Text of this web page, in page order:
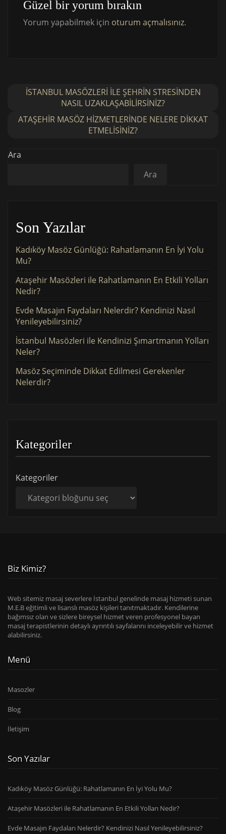
Güzel bir yorum bırakın
Yorum yapabilmek için oturum açmalısınız.
İSTANBUL MASÖZLERI ILE ŞEHRIN STRESINDEN
NASIL UZAKLAŞABILIRSINIZ?
ATAŞEHIR MASÖZ HIZMETLERINDE NELERE DIKKAT
ETMELISINIZ?
Ara
Ara
Son Yazılar
Kadıköy Masöz Günlüğü: Rahatlamanın En İyi Yolu
Mu?
Ataşehir Masözleri ile Rahatlamanın En Etkili Yolları
Nedir?
Evde Masajın Faydaları Nelerdir? Kendinizi Nasıl
Yenileyebilirsiniz?
İstanbul Masözleri ile Kendinizi Şımartmanın Yolları
Neler?
Masöz Seçiminde Dikkat Edilmesi Gerekenler
Nelerdir?
Kategoriler
Kategoriler
Biz Kimiz?
Web sitemiz masaj severlere İstanbul genelinde masaj hizmeti sunan
M.E.B eğitimli ve lisanslı masöz kişileri tanıtmaktadır. Kendilerine
bağımsız olan ve sizlere bireysel hizmet veren profesyonel bayan
masaj terapistlerinin detaylı ayrıntılı sayfalarını inceleyebilir ve hizmet
alabilirsiniz.
Menü
Masozler
Blog
İletişim
Son Yazılar
Kadıköy Masöz Günlüğü: Rahatlamanın En İyi Yolu Mu?
Ataşehir Masözleri ile Rahatlamanın En Etkili Yolları Nedir?
Evde Masajın Faydaları Nelerdir? Kendinizi Nasıl Yenileyebilirsiniz?